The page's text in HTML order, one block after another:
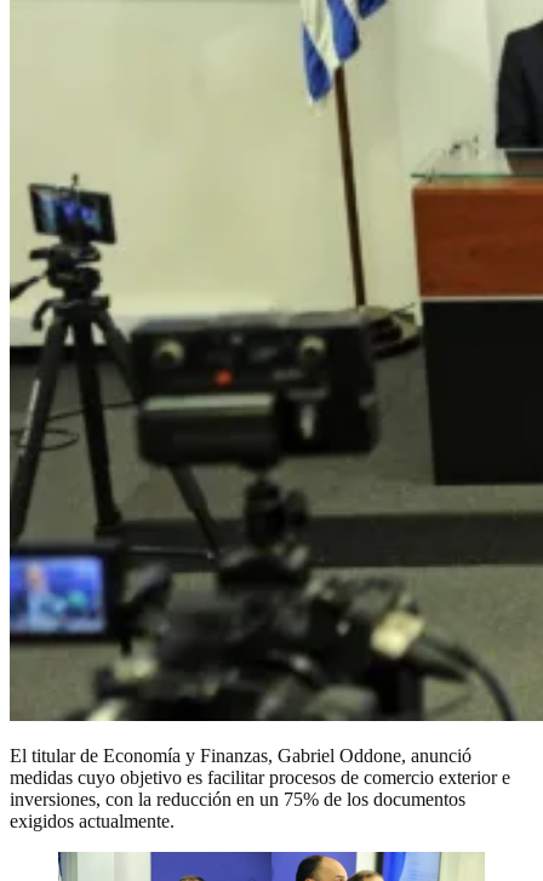
El titular de Economía y Finanzas, Gabriel Oddone, anunció
medidas cuyo objetivo es facilitar procesos de comercio exterior e
inversiones, con la reducción en un 75% de los documentos
exigidos actualmente.